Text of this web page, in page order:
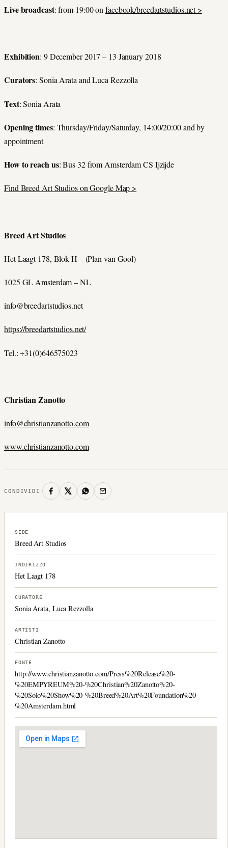
Live broadcast: from 19:00 onfacebook/breedartstudios.net >
Exhibition: 9 December 2017 – 13 January 2018
Curators: Sonia Arata and Luca Rezzolla
Text: Sonia Arata
Opening times: Thursday/Friday/Saturday, 14:00/20:00 and by
appointment
How to reach us: Bus 32 from Amsterdam CS Ijzijde
Find Breed Art Studios on Google Map >
Breed Art Studios
Het Laagt 178, Blok H – (Plan van Gool)
1025 GL Amsterdam – NL
info@breedartstudios.net
https://breedartstudios.net/
Tel.:+31(0)646575023
Christian Zanotto
info@christianzanotto.com
www.christianzanotto.com
CONDIVIDI
SEDE
Breed Art Studios
INDIRIZZO
Het Laagt 178
CURATORE
Sonia Arata, Luca Rezzolla
ARTISTI
Christian Zanotto
FONTE
http://www.christianzanotto.com/Press%20Release%20-
%20EMPYREUM%20-%20Christian%20Zanotto%20-
%20Solo%20Show%20-%20Breed%20Art%20Foundation%20-
%20Amsterdam.html